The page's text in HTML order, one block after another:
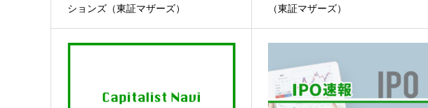
ションズ（東証マザーズ）
（東証マザーズ）